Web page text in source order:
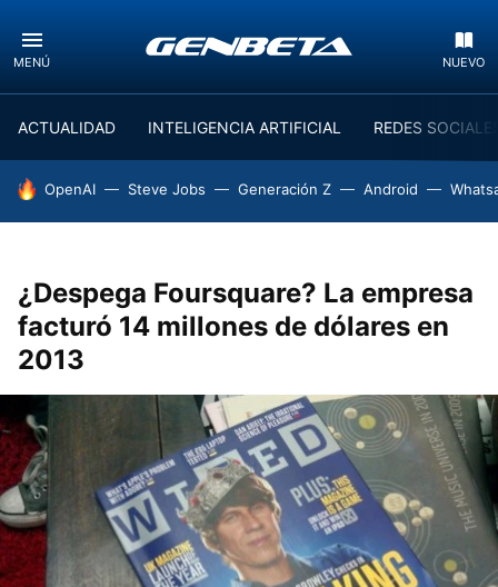
MENÚ NUEVO
ACTUALIDAD INTELIGENCIA ARTIFICIAL REDES
HOY SE HABLA DE
OpenAI Steve Jobs Generación Z Android
¿Despega Foursquare? La empresa
facturó 14 millones de dólares en
2013